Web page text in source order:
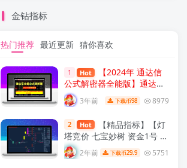
金钻指标
热门推荐 最近更新 猜你喜欢
1 Hot
【2024年 通达信
公式解密器全能版】通达信
指标公式密码解密器，全能
版（无需卡密，不限电脑）
原创独家
3年前 下载币98 8979
2 Hot
【精品指标】【灯
塔竞价 七宝妙树 资金1号 龙
年1号池】四合一完整版
（众筹系列）
2年前 下载币29.9 5751